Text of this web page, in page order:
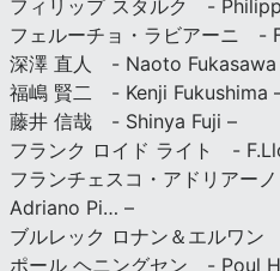
フィリップ スタルク -
フェルーチョ・ラビアーニ -
深澤 直人 - Naoto Fukasawa
福嶋 賢二 - Kenji Fukushima
藤井 信哉 - Shinya Fuji –
フランク ロイド ライト -
フランチェスコ・アドリアー
Adriano Pi… –
ブルレック ロナン＆エルワ
ポール ヘニングセン - Poul